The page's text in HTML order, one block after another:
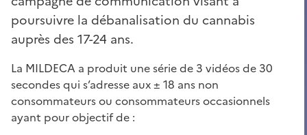
poursuivre la débanalisation du cannabis
auprès des 17-24 ans.
La MILDECA a produit une série de 3 vidéos de 30
secondes qui s’adresse aux ± 18 ans non
consommateurs ou consommateurs occasionnels
ayant pour objectif de :